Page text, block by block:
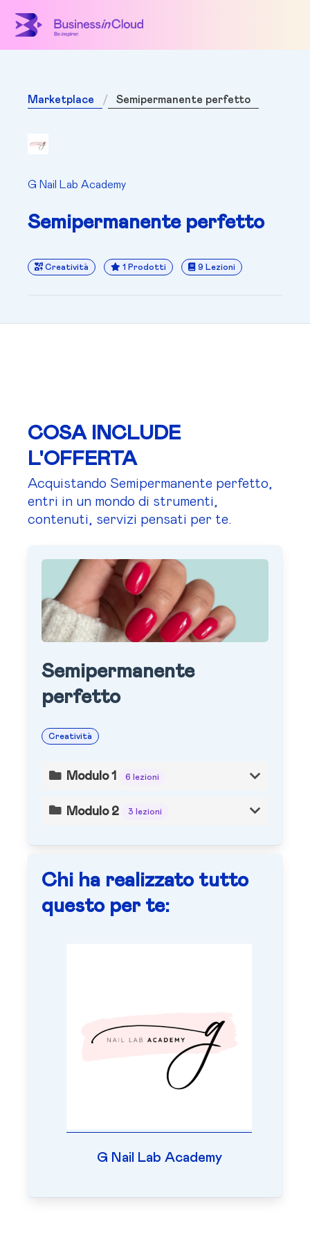
Marketplace Semipermanente perfetto
G Nail Lab Academy
Semipermanente perfetto
Creatività 1 Prodotti 9 Lezioni
COSA INCLUDE
L'OFFERTA
Acquistando Semipermanente perfetto,
entri in un mondo di strumenti,
contenuti, servizi pensati per te.
Semipermanente
perfetto
Creatività
Modulo 1 6 lezioni
Modulo 2 3 lezioni
Chi ha realizzato tutto
questo per te:
G Nail Lab Academy